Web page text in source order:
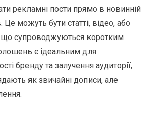
рекламні пости прямо в новинній
Це можуть бути статті, відео, або
що супроводжуються коротким
є ідеальним для
бренду та залучення аудиторії,
як звичайні дописи, але